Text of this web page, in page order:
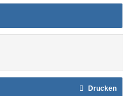
Drucken